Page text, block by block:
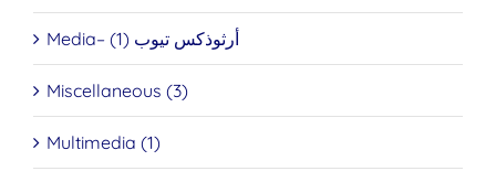
Media– أرثوذكس تيوب (1)
Miscellaneous (3)
Multimedia (1)